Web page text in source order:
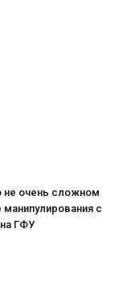
не очень сложном
манипулирования с
ГФУ